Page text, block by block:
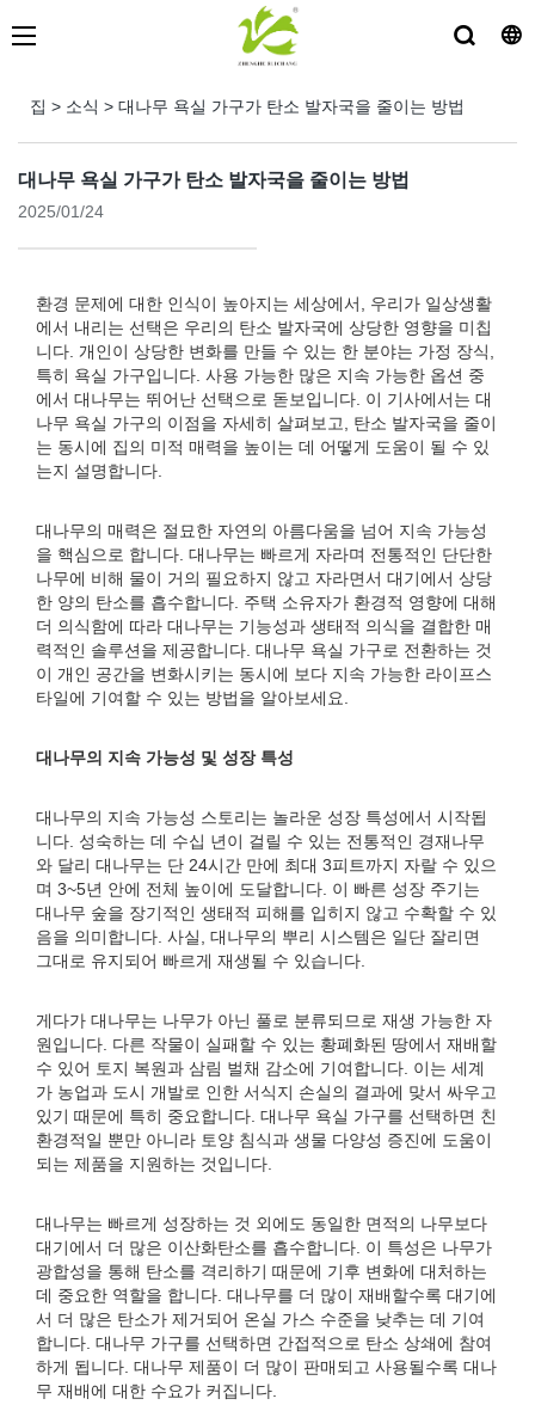
집 > 소식 > 대나무 욕실 가구가 탄소 발자국을 줄이는 방법
대나무 욕실 가구가 탄소 발자국을 줄이는 방법
2025/01/24
환경 문제에 대한 인식이 높아지는 세상에서, 우리가 일상생활
에서 내리는 선택은 우리의 탄소 발자국에 상당한 영향을 미칩
니다. 개인이 상당한 변화를 만들 수 있는 한 분야는 가정 장식,
특히 욕실 가구입니다. 사용 가능한 많은 지속 가능한 옵션 중
에서 대나무는 뛰어난 선택으로 돋보입니다. 이 기사에서는 대
나무 욕실 가구의 이점을 자세히 살펴보고, 탄소 발자국을 줄이
는 동시에 집의 미적 매력을 높이는 데 어떻게 도움이 될 수 있
는지 설명합니다.
대나무의 매력은 절묘한 자연의 아름다움을 넘어 지속 가능성
을 핵심으로 합니다. 대나무는 빠르게 자라며 전통적인 단단한
나무에 비해 물이 거의 필요하지 않고 자라면서 대기에서 상당
한 양의 탄소를 흡수합니다. 주택 소유자가 환경적 영향에 대해
더 의식함에 따라 대나무는 기능성과 생태적 의식을 결합한 매
력적인 솔루션을 제공합니다. 대나무 욕실 가구로 전환하는 것
이 개인 공간을 변화시키는 동시에 보다 지속 가능한 라이프스
타일에 기여할 수 있는 방법을 알아보세요.
대나무의 지속 가능성 및 성장 특성
대나무의 지속 가능성 스토리는 놀라운 성장 특성에서 시작됩
니다. 성숙하는 데 수십 년이 걸릴 수 있는 전통적인 경재나무
와 달리 대나무는 단 24시간 만에 최대 3피트까지 자랄 수 있으
며 3~5년 안에 전체 높이에 도달합니다. 이 빠른 성장 주기는
대나무 숲을 장기적인 생태적 피해를 입히지 않고 수확할 수 있
음을 의미합니다. 사실, 대나무의 뿌리 시스템은 일단 잘리면
그대로 유지되어 빠르게 재생될 수 있습니다.
게다가 대나무는 나무가 아닌 풀로 분류되므로 재생 가능한 자
원입니다. 다른 작물이 실패할 수 있는 황폐화된 땅에서 재배할
수 있어 토지 복원과 삼림 벌채 감소에 기여합니다. 이는 세계
가 농업과 도시 개발로 인한 서식지 손실의 결과에 맞서 싸우고
있기 때문에 특히 중요합니다. 대나무 욕실 가구를 선택하면 친
환경적일 뿐만 아니라 토양 침식과 생물 다양성 증진에 도움이
되는 제품을 지원하는 것입니다.
대나무는 빠르게 성장하는 것 외에도 동일한 면적의 나무보다
대기에서 더 많은 이산화탄소를 흡수합니다. 이 특성은 나무가
광합성을 통해 탄소를 격리하기 때문에 기후 변화에 대처하는
데 중요한 역할을 합니다. 대나무를 더 많이 재배할수록 대기에
서 더 많은 탄소가 제거되어 온실 가스 수준을 낮추는 데 기여
합니다. 대나무 가구를 선택하면 간접적으로 탄소 상쇄에 참여
하게 됩니다. 대나무 제품이 더 많이 판매되고 사용될수록 대나
무 재배에 대한 수요가 커집니다.